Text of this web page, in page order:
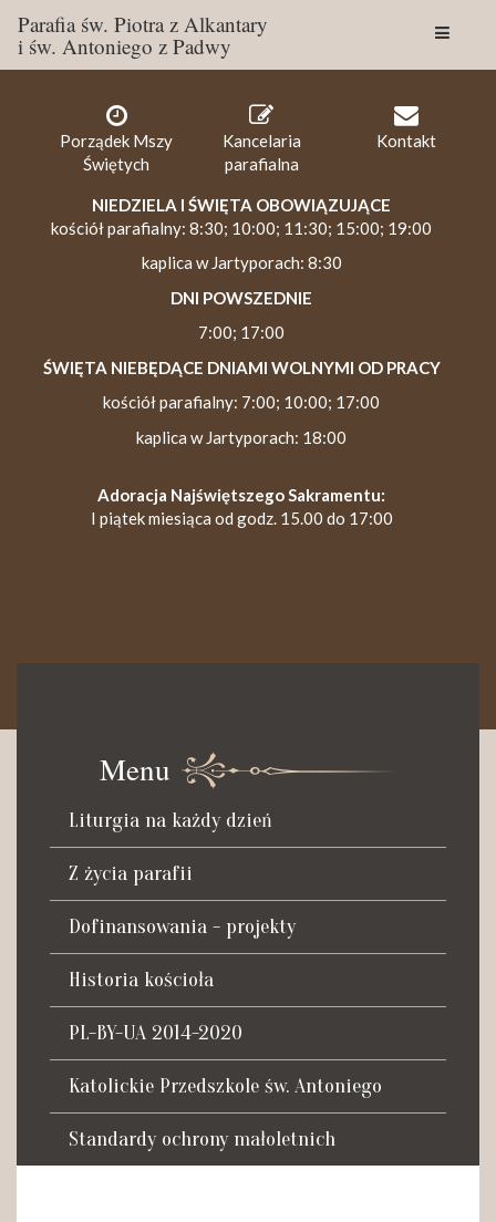
Parafia św. Piotra z Alkantary
i św. Antoniego z Padwy
Porządek Mszy
Świętych
Kancelaria
parafialna
Kontakt
NIEDZIELA I ŚWIĘTA OBOWIĄZUJĄCE
kościół parafialny: 8:30; 10:00; 11:30; 15:00; 19:00
kaplica w Jartyporach: 8:30
DNI POWSZEDNIE
7:00; 17:00
ŚWIĘTA NIEBĘDĄCE DNIAMI WOLNYMI OD PRACY
kościół parafialny: 7:00; 10:00; 17:00
kaplica w Jartyporach: 18:00
Adoracja Najświętszego Sakramentu:
I piątek miesiąca od godz. 15.00 do 17:00
Czynna od poniedziałku do soboty do godz. 8.30 oraz po Mszy
św. wieczornej do godz. 18.00.
Telefon dyżurny: +48 665 034 305
Zwiedzanie kościoła i ekspozycji muzealnej:
kustosz-przewodnik
Roman Postek + 48 667 684 406
Parafia św. Piotra z Alkantary
i św. Antoniego z Padwy
Tadeusza Kościuszki 27a
07-100 Węgrów
e-mail:rkosk@op.pl; wegrow.klasztor@drohiczynska.pl
Numer konta:
59 9236 0008 0012 8645 2000 0010
Menu
Liturgia na każdy dzień
Z życia parafii
Dofinansowania - projekty
Historia kościoła
PL-BY-UA 2014-2020
Katolickie Przedszkole św. Antoniego
Standardy ochrony małoletnich